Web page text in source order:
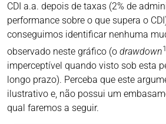
CDI a.a. depois de taxas (2% de
performance sobre o que supera o
conseguimos identificar nenhuma
observado neste gráfico (o drawdown1
imperceptível quando visto sob esta
longo prazo). Perceba que este
ilustrativo e, não possui um
qual faremos a seguir.